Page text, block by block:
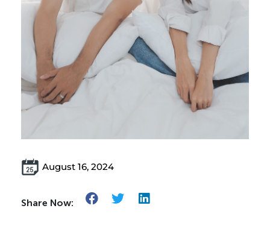
August 16, 2024
Share Now: